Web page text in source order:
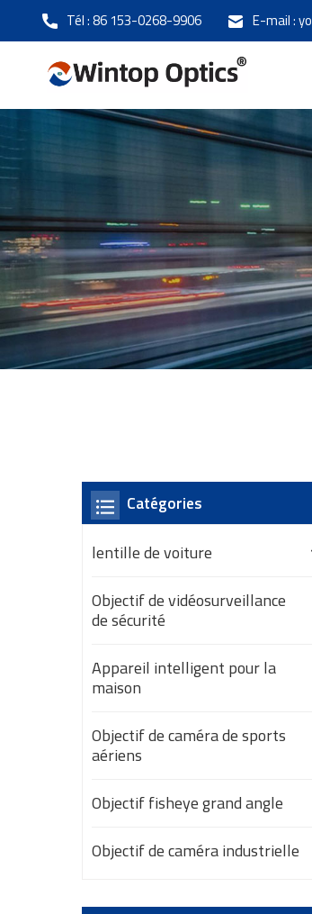
Tél :86 153-0268-9906 E-mail :
Catégories
lentille de voiture
Objectif de vidéosurveillance
de sécurité
Appareil intelligent pour la
maison
Objectif de caméra de sports
aériens
Objectif fisheye grand angle
Objectif de caméra industrielle